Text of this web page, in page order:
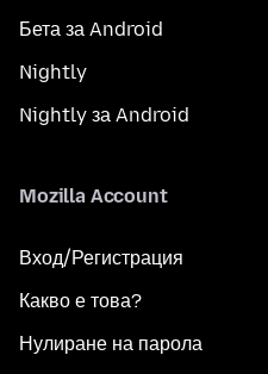
Бета за Android
Nightly
Nightly за Android
Mozilla Account
Вход/Регистрация
Какво е това?
Нулиране на парола